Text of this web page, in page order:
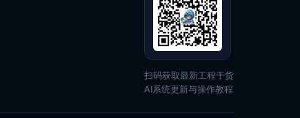
扫码获取最新工程干货
AI系统更新与操作教程